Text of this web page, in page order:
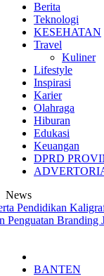
Berita
Teknologi
KESEHATAN
Travel
Kuliner
Lifestyle
Inspirasi
Karier
Olahraga
Hiburan
Edukasi
Keuangan
DPRD
News
Kaligrafi ke
Branding Jadi
BANTEN